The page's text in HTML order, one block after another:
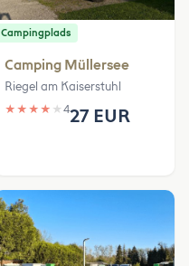
Campingplads
Camping Müllersee
Riegel am Kaiserstuhl
★ ★ ★ ★ ★ 427 EUR